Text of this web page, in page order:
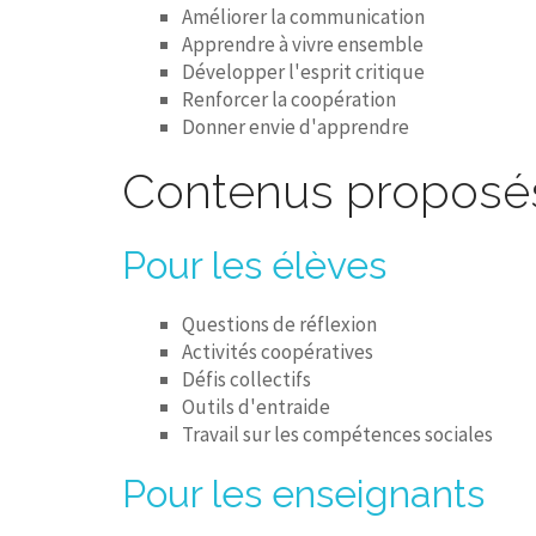
Améliorer la communication
Apprendre à vivre ensemble
Développer l'esprit critique
Renforcer la coopération
Donner envie d'apprendre
Contenus
Pour les élèves
Questions de réflexion
Activités coopératives
Défis collectifs
Outils d'entraide
Travail sur les compétences sociales
Pour les enseignants